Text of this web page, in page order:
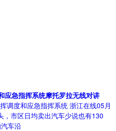
应急指挥系统摩托罗拉无线对讲
调度和应急指挥系统 浙江在线05月
市区日均卖出汽车少说也有130
车沿